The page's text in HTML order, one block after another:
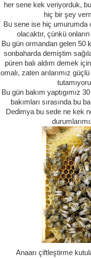
her sene kek veriyorduk, bu
hiç bir şey
Bu sene ise hiç umurumda
olacaktır, çünkü
Bu gün ormandan gelen 50
sonbaharda demiştim
püren balı aldım demek
omalı, zaten arılarımız
Bu gün bakım yaptıgımız
bakımları sırasında bu
Dedimya bu sede ne kek
Anaarı çiftleştirme